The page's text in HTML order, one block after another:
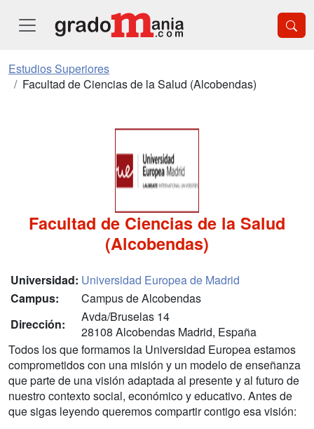
Estudios Superiores
Facultad de Ciencias de la Salud (Alcobendas)
Facultad de Ciencias de la Salud
(Alcobendas)
Universidad: Universidad Europea de Madrid
Campus:
Campus de Alcobendas
Dirección:
Avda/Bruselas 14
28108 Alcobendas Madrid, España
Todos los que formamos la Universidad Europea estamos
comprometidos con una misión y un modelo de enseñanza
que parte de una visión adaptada al presente y al futuro de
nuestro contexto social, económico y educativo. Antes de
que sigas leyendo queremos compartir contigo esa visión: